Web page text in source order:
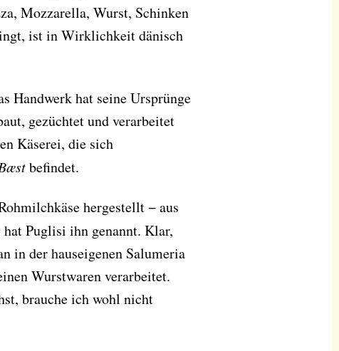
Mozzarella, Wurst, Schinken
ist in Wirklichkeit dänisch
Handwerk hat seine Ursprünge
gezüchtet und verarbeitet
Käserei, die sich
befindet.
hergestellt − aus
hat Puglisi ihn genannt. Klar,
in der hauseigenen Salumeria
Wurstwaren verarbeitet.
brauche ich wohl nicht